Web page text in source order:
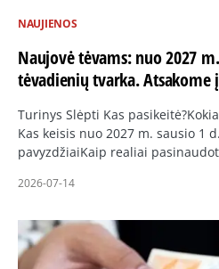
NAUJIENOS
Naujovė tėvams: nuo 2027
tėvadienių tvarka. Atsakome
Turinys Slėpti Kas
Kas keisis nuo 2027 m. sausio 1
pavyzdžiaiKaip realiai
2026-07-14